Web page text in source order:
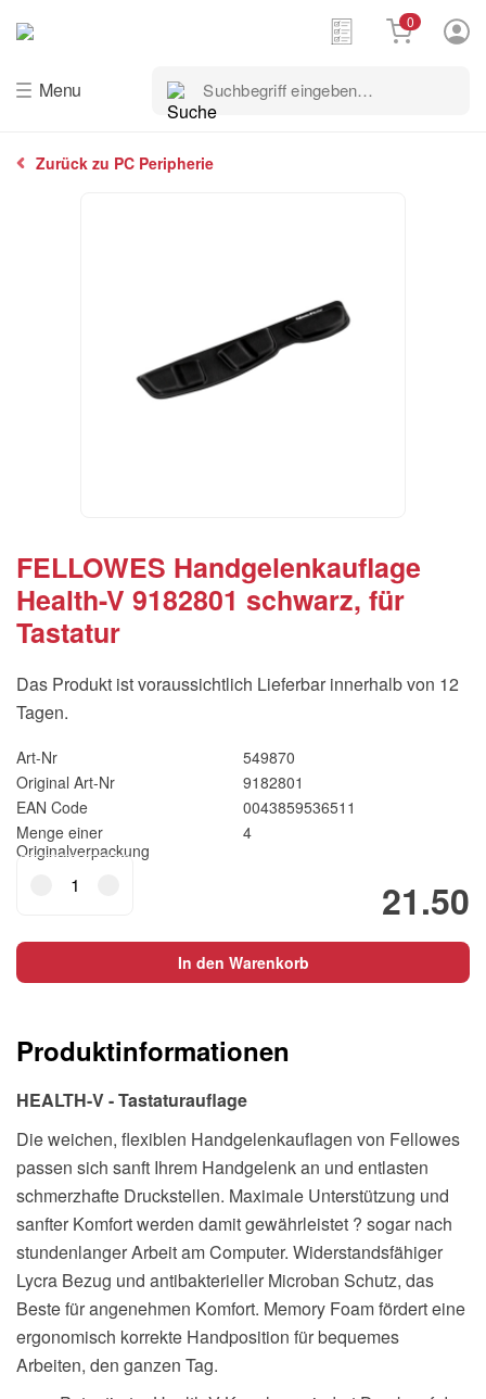
Menu
Suchbegriff
eingeben…
0
Zurück zu PC Peripherie
FELLOWES Handgelenkauflage
Health-V 9182801 schwarz, für
Tastatur
Das Produkt ist voraussichtlich Lieferbar innerhalb von 12
Tagen.
Art-Nr
549870
Original Art-Nr
9182801
EAN Code
0043859536511
Menge einer
Originalverpackung
4
21.50
FELLOWES
Handgelenkauflage
V
9182801
Tastatur
In den Warenkorb
Produktinformationen
HEALTH-V - Tastaturauflage
Die weichen, flexiblen Handgelenkauflagen von Fellowes
passen sich sanft Ihrem Handgelenk an und entlasten
schmerzhafte Druckstellen. Maximale Unterstützung und
sanfter Komfort werden damit gewährleistet ? sogar nach
stundenlanger Arbeit am Computer. Widerstandsfähiger
Lycra Bezug und antibakterieller Microban Schutz, das
Beste für angenehmen Komfort. Memory Foam fördert eine
ergonomisch korrekte Handposition für bequemes
Arbeiten, den ganzen Tag.